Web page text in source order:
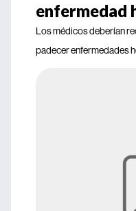
enfermedad
Los médicos deberían
padecer enfermedades